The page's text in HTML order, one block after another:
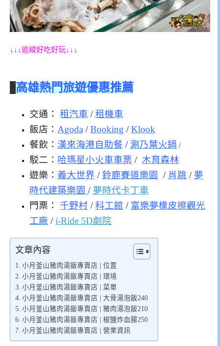
↓↓↓追縱好吃好玩↓↓↓
高雄熱門旅遊優惠推薦
交通： 租汽車 /租機車
飯店： Agoda /Booking /Klook
餐飲： 漢來海港自助餐 / 涮乃葉火鍋 /
駁二： 哈瑪星小火車車票 / 木育森林
遊樂： 義大世界 /鈴鹿賽道樂園 / 肖跳 / 夢
時代建築樂園 / 夢時代卡丁車
門票： 千野村 /科工館 / 富樂夢橡皮擦觀光
工廠 /i-Ride 5D劇院
文章內容
小月釜山豬肉湯飯專賣店 | 位置
小月釜山豬肉湯飯專賣店 | 環境
小月釜山豬肉湯飯專賣店 | 菜單
小月釜山豬肉湯飯專賣店 | 大骨湯泡飯240
小月釜山豬肉湯飯專賣店 | 豬肉湯泡飯210
小月釜山豬肉湯飯專賣店 | 椒鹽炸血腸250
小月釜山豬肉湯飯專賣店 | 營業資訊